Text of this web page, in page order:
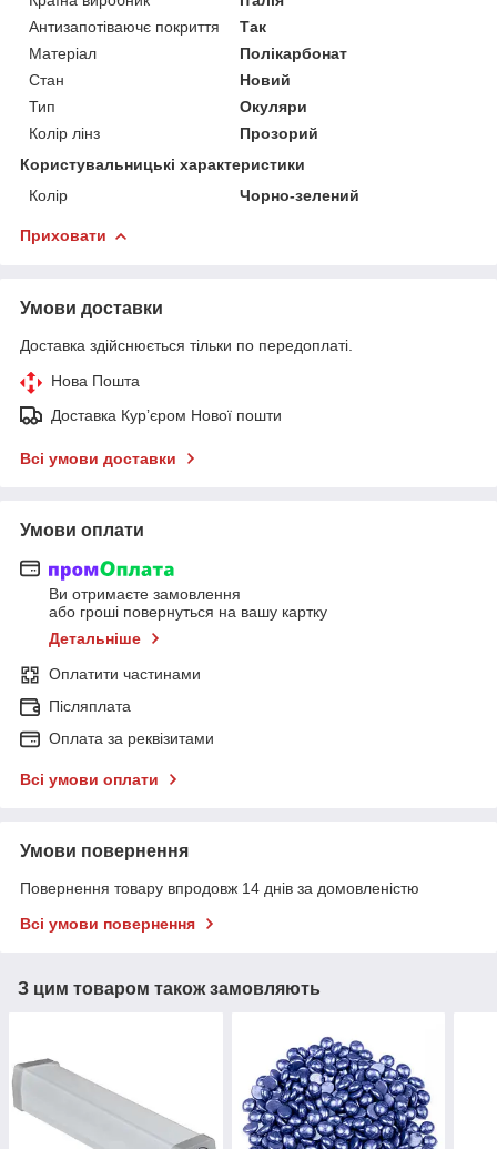
Антизапотіваючє покриття
Так
Матеріал
Полікарбонат
Стан
Новий
Тип
Окуляри
Колір лінз
Прозорий
Користувальницькі характеристики
Колір
Чорно-зелений
Приховати
Умови доставки
Доставка здійснюється тільки по передоплаті.
Нова Пошта
Доставка Курʼєром Нової пошти
Всі умови доставки
Умови оплати
Ви отримаєте замовлення
або гроші повернуться на вашу картку
Детальніше
Оплатити частинами
Післяплата
Оплата за реквізитами
Всі умови оплати
Умови повернення
Повернення товару впродовж 14 днів за домовленістю
Всі умови повернення
З цим товаром також замовляють